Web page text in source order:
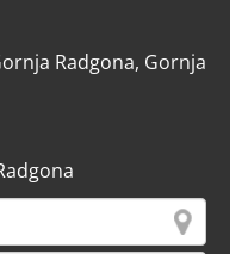
Radgona, Gornja